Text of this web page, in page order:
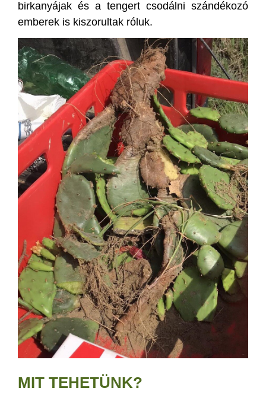
birkanyájak és a tengert csodálni szándékozó
emberek is kiszorultak róluk.
MIT TEHETÜNK?